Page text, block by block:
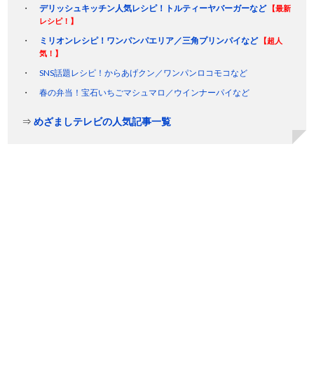
デリッシュキッチン人気レシピ！トルティーヤバーガーなど
【最新
レシピ！】
ミリオンレシピ！ワンパンパエリア／三角プリンパイなど
【超人
気！】
SNS話題レシピ！からあげクン／ワンパンロコモコなど
春の弁当！宝石いちごマシュマロ／ウインナーパイなど
⇒めざましテレビの人気記事一覧